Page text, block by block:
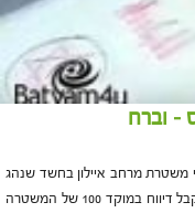
– וברח
(שני, 1 בינואר) על ידי משטרת מרחב איילון בחשד שנהג
בשכרות, פגע באמבולנס ונמלט מהמקום. אתמול התקבל דיווח במוקד 100 של המשטרה